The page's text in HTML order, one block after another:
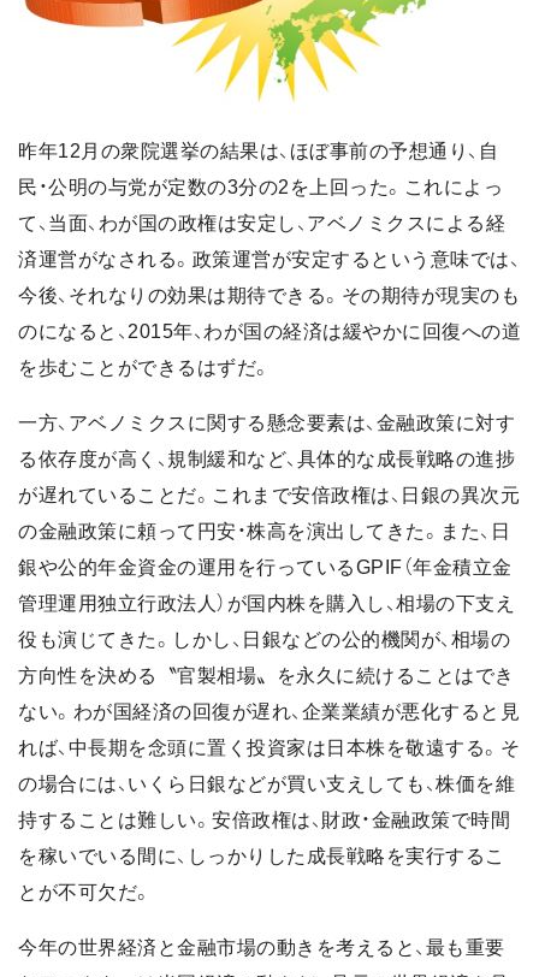
昨年12月の衆院選挙の結果は、ほぼ事前の予想通り、自
民・公明の与党が定数の3分の2を上回った。これによっ
て、当面、わが国の政権は安定し、アベノミクスによる経
済運営がなされる。政策運営が安定するという意味では、
今後、それなりの効果は期待できる。その期待が現実のも
のになると、2015年、わが国の経済は緩やかに回復への道
を歩むことができるはずだ。
一方、アベノミクスに関する懸念要素は、金融政策に対す
る依存度が高く、規制緩和など、具体的な成長戦略の進捗
が遅れていることだ。これまで安倍政権は、日銀の異次元
の金融政策に頼って円安・株高を演出してきた。また、日
銀や公的年金資金の運用を行っているGPIF（年金積立金
管理運用独立行政法人）が国内株を購入し、相場の下支え
役も演じてきた。しかし、日銀などの公的機関が、相場の
方向性を決める〝官製相場〟を永久に続けることはでき
ない。わが国経済の回復が遅れ、企業業績が悪化すると見
れば、中長期を念頭に置く投資家は日本株を敬遠する。そ
の場合には、いくら日銀などが買い支えしても、株価を維
持することは難しい。安倍政権は、財政・金融政策で時間
を稼いでいる間に、しっかりした成長戦略を実行するこ
とが不可欠だ。
今年の世界経済と金融市場の動きを考えると、最も重要